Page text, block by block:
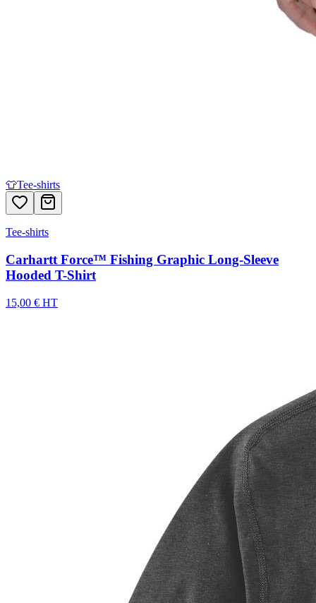
👕Tee-shirts
Tee-shirts
Carhartt Force™ Fishing Graphic Long-Sleeve
Hooded T-Shirt
15,00 € HT